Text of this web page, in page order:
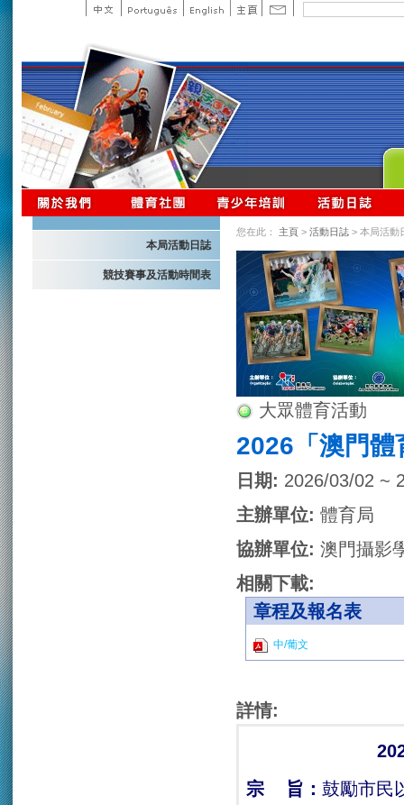
本局活動日誌
競技賽事及活動時間表
您在此： 主頁 > 活動日誌 > 本局活動
大眾體育活動
2026「澳門體
日期: 2026/03/02 ~
主辦單位: 體育局
協辦單位: 澳門攝影
相關下載:
章程及報名表
中/葡文
詳情:
宗
旨： 鼓勵市民